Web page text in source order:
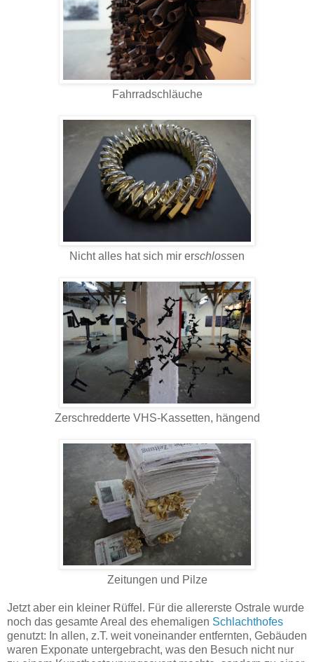
Fahrradschläuche
Nicht alles hat sich mir erschlossen
Zerschredderte VHS-Kassetten, hängend
Zeitungen und Pilze
Jetzt aber ein kleiner Rüffel. Für die allererste Ostrale wurde
noch das gesamte Areal des ehemaligen Schlachthofes
genutzt: In allen, z.T. weit voneinander entfernten, Gebäuden
waren Exponate untergebracht, was den Besuch nicht nur